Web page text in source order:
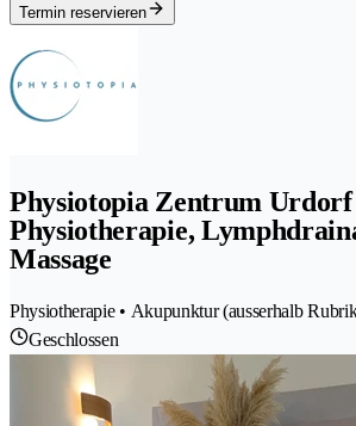
Termin reservieren
Physiotopia Zentrum
Physiotherapie,
Massage
Physiotherapie • Akupunktur (ausserhalb
Geschlossen